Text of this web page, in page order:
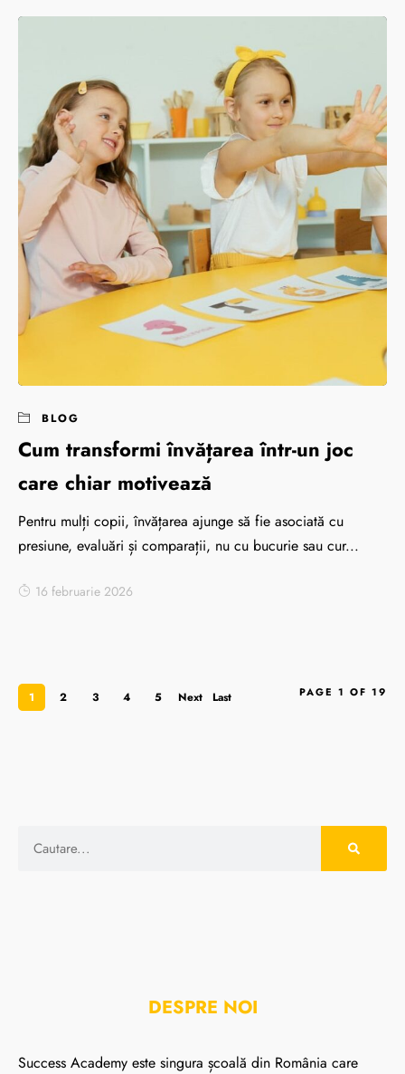
BLOG
Cum transformi învățarea într-un joc
care chiar motivează
Pentru mulți copii, învățarea ajunge să fie asociată cu
presiune, evaluări și comparații, nu cu bucurie sau cur...
16 februarie 2026
1 2 3 4 5
Next
Last
PAGE 1 OF 19
DESPRE NOI
Success Academy este singura școală din România care